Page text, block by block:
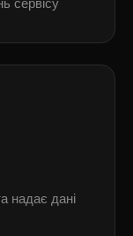
сервісу
надає дані